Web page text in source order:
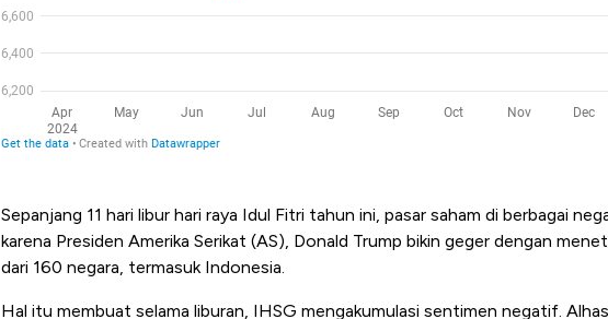
Sepanjang 11 hari libur hari raya Idul Fitri tahun ini, pasar saham di berbagai
karena Presiden Amerika Serikat (AS), Donald Trump bikin geger dengan
dari 160 negara, termasuk Indonesia.
Hal itu membuat selama liburan, IHSG mengakumulasi sentimen negatif.